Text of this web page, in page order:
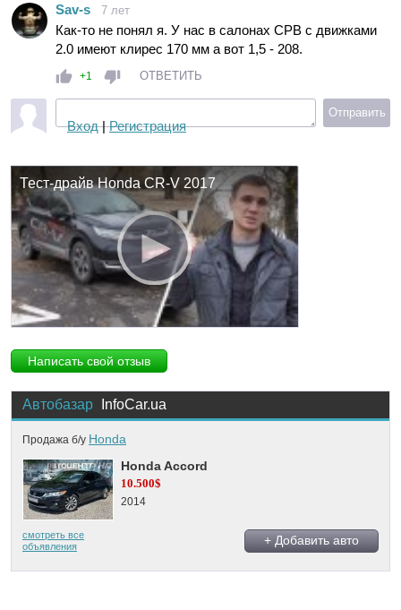
Sav-s 7 лет
Как-то не понял я. У нас в салонах СРВ с движками
2.0 имеют клирес 170 мм а вот 1,5 - 208.
+1 ОТВЕТИТЬ
Вход|Регистрация
Отправить
Тест-драйв Honda CR-V 2017
Написать свой отзыв
Автобазар InfoCar.ua
Продажа б/у Honda
Honda Accord
10.500$
2014
+ Добавить авто
смотреть все
объявления